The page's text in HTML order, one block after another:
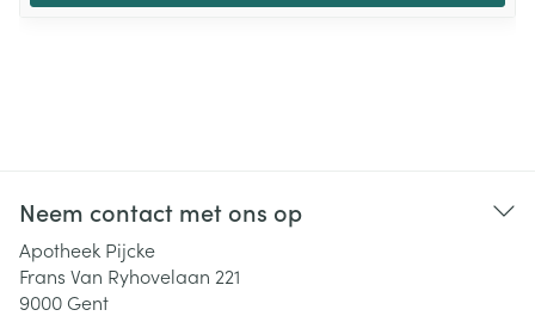
Neem contact met ons op
Apotheek Pijcke
Frans Van Ryhovelaan 221
9000 Gent